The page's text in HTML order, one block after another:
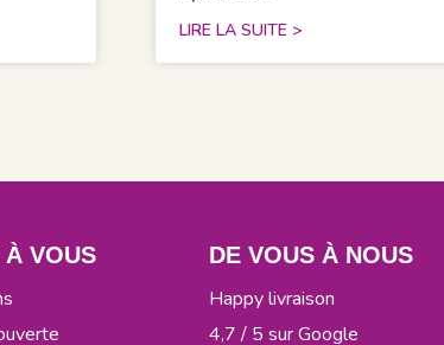
LIRE LA SUITE >
À VOUS
DE VOUS À NOUS
Happy livraison
4,7 / 5 sur Google